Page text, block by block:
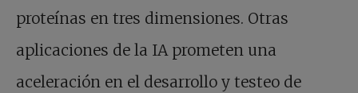
proteínas en tres dimensiones. Otras
aplicaciones de la IA prometen una
aceleración en el desarrollo y testeo de